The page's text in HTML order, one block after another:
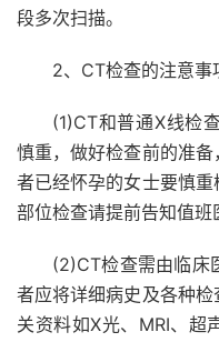
段多次扫描。
2、CT检查的注意事
(1)CT和普通X线检
慎重，做好检查前的准
者已经怀孕的女士要慎
部位检查请提前告知值班
(2)CT检查需由临床
者应将详细病史及各种
关资料如X光、MRI、超